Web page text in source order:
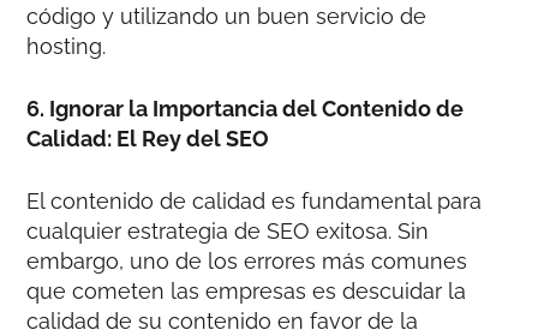
código y utilizando un buen servicio de
hosting.
6. Ignorar la Importancia del Contenido de
Calidad: El Rey del SEO
El contenido de calidad es fundamental para
cualquier estrategia de SEO exitosa. Sin
embargo, uno de los errores más comunes
que cometen las empresas es descuidar la
calidad de su contenido en favor de la